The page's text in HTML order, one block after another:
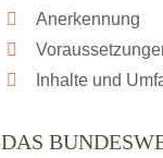
Anerkennung
Inhalte und
DAS